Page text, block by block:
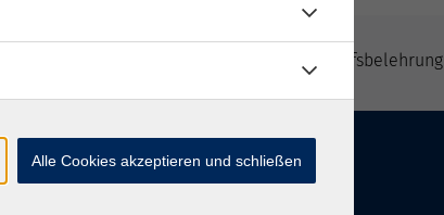
Widerrufsbelehrung
Alle Cookies akzeptieren und schließen